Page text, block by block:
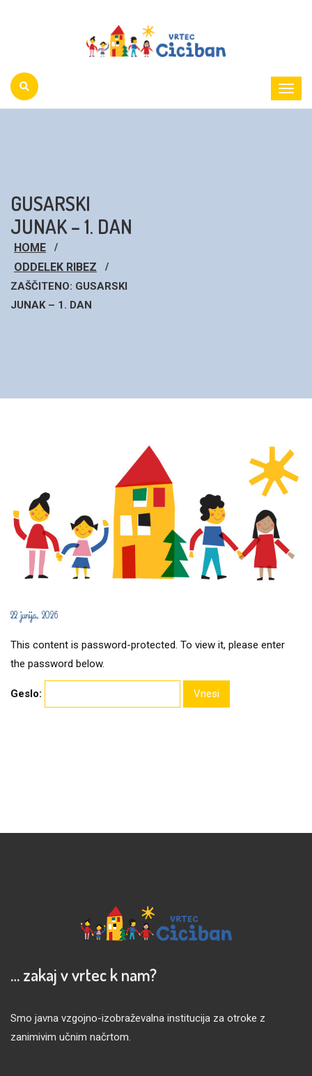
GUSARSKI
JUNAK – 1. DAN
HOME
ODDELEK RIBEZ
ZAŠČITENO: GUSARSKI
JUNAK – 1. DAN
22 junija, 2026
This content is password-protected. To view it, please enter
the password below.
Geslo:
… zakaj v vrtec k nam?
Smo javna vzgojno-izobraževalna institucija za otroke z
zanimivim učnim načrtom.